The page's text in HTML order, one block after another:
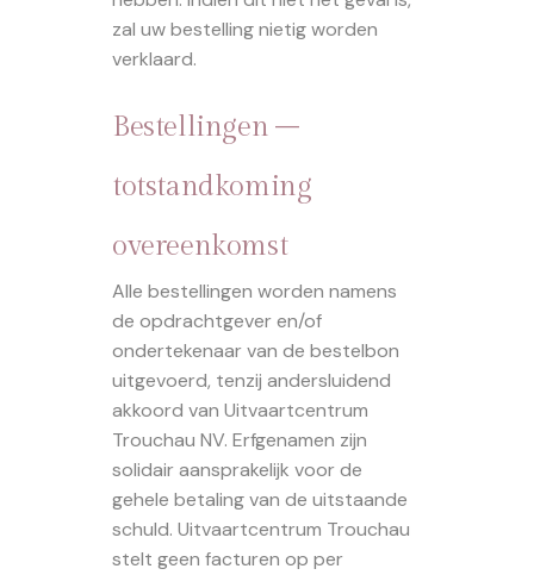
zal uw bestelling nietig worden
verklaard.
Bestellingen –
totstandkoming
overeenkomst
Alle bestellingen worden namens
de opdrachtgever en/of
ondertekenaar van de bestelbon
uitgevoerd, tenzij andersluidend
akkoord van Uitvaartcentrum
Trouchau NV. Erfgenamen zijn
solidair aansprakelijk voor de
gehele betaling van de uitstaande
schuld. Uitvaartcentrum Trouchau
stelt geen facturen op per